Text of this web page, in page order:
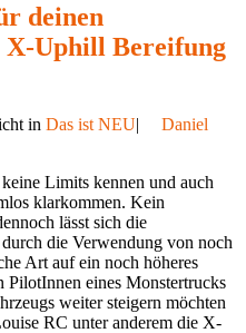
deinen
X-Uphill Bereifung
in Das ist NEU|
Daniel
Limits kennen und auch
klarkommen. Kein
lässt sich die
die Verwendung von noch
Art auf ein noch höheres
eines Monstertrucks
weiter steigern möchten
RC unter anderem die X-